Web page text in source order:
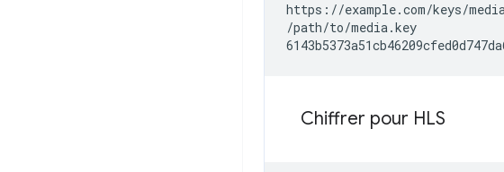
https://example.com/keys/
/path/to/media.key
Chiffrer pour HLS